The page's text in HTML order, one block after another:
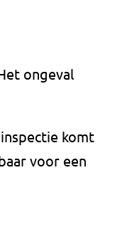
ongeval
komt
voor een